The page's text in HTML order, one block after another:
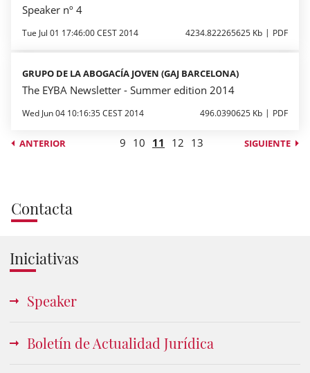
Speaker nº 4
Tue Jul 01 17:46:00 CEST 2014 4234.822265625 Kb PDF
GRUPO DE LA ABOGACÍA JOVEN (GAJ BARCELONA)
The EYBA Newsletter - Summer edition 2014
Wed Jun 04 10:16:35 CEST 2014 496.0390625 Kb PDF
ANTERIOR 9 10 11 12 13 SIGUIENTE
Contacta
Iniciativas
Speaker
Boletín de Actualidad Jurídica